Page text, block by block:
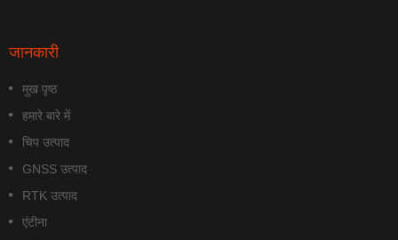
जानकारी
मुख पृष्ठ
हमारे बारे में
चिप उत्पाद
GNSS उत्पाद
RTK उत्पाद
एंटीना